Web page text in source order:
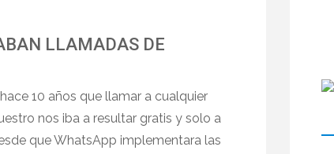
LLAMADAS DE
10 años que llamar a cualquier
nos iba a resultar gratis y solo a
que WhatsApp implementara las